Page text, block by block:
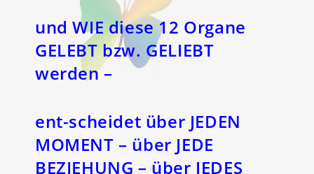
undWIE diese 12 Organe
GELEBT bzw. GELIEBT
werden–
ent-scheidet über JEDEN
MOMENT – über JEDE
BEZIEHUNG – über JEDES